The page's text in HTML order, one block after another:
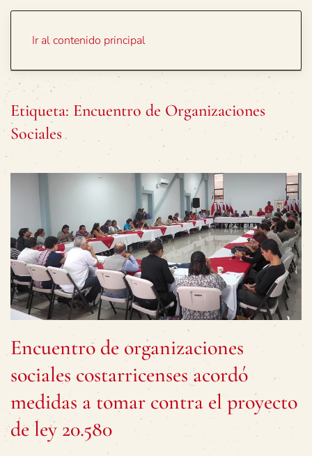
Ir al contenido principal
Etiqueta: Encuentro de Organizaciones
Sociales
Encuentro de organizaciones
sociales costarricenses acordó
medidas a tomar contra el proyecto
de ley 20.580